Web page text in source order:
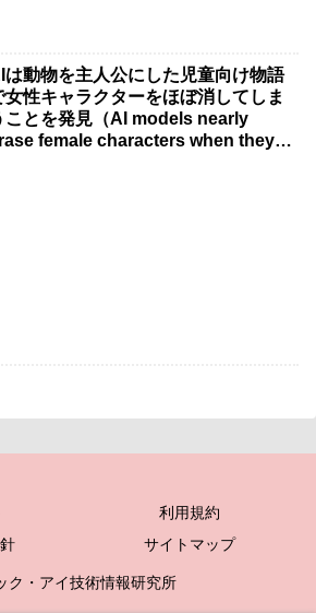
は動物を主人公にした児童向け物語
女性キャラクターをほぼ消してしま
ことを発見（AI models nearly
female characters when they
利用規約
サイトマップ
ク・アイ技術情報研究所